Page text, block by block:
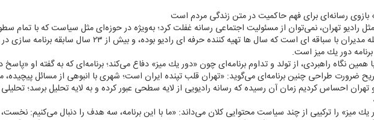
بازوی رسانه‌ای برای فهم حاكمیت در متن زندگی مردم است
رادیو تهران، نمی‌توان از مسئولیت اجتماعی رسانه غفلت كرد؛ به‌ویژه در حوزه‌ای مثل سیاست كه با تمام
رهگذر، از جمله مدیران با سباقه ای است كه سال ها تهیه كننده
برنامه دور یك میز است.
با همین نگاه راهبردی، از تولد و تداوم برنامه‌ای چون «دور یك میز» دفاع می‌كند؛ برنامه‌ای كه به گفته او
ضرورت طراحی چنین برنامه‌ای می‌گوید: «تهران قلب تپنده ایران است؛ شهری با انبوهی از مسائل پیچیده،
تهران احساس كردیم زمان آن رسیده كه رسانه رادیویی از لایه سطحی عبور كرده و به لایه تحلیل برسد؛
یك میز» را تركیبی از چند سیاست محتوایی كلان می‌داند: «ما با این برنامه، سه هدف را دنبال می‌كنیم: